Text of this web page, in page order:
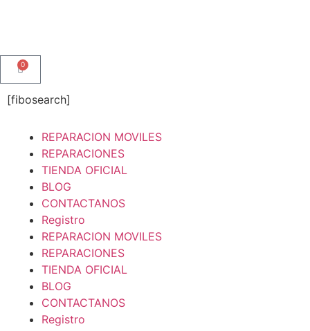
0
[fibosearch]
REPARACION MOVILES
REPARACIONES
TIENDA OFICIAL
BLOG
CONTACTANOS
Registro
REPARACION MOVILES
REPARACIONES
TIENDA OFICIAL
BLOG
CONTACTANOS
Registro